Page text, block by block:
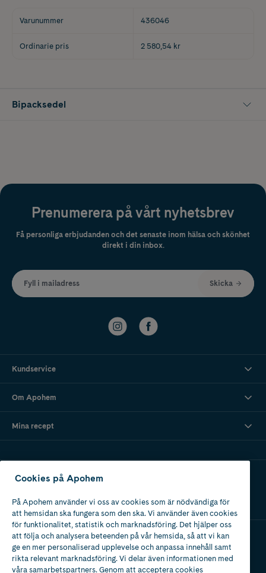
Varunummer 436046
Ordinarie pris 2 580,54 kr
Bipacksedel
Prenumerera på vårt nyhetsbrev
Få personliga erbjudanden och det senaste inom hälsa och skönhet
direkt i din inbox.
Fyll i mailadress Skicka
Kundservice
Om Apohem
Mina recept
Ladda ner vår app
Apotek med tillstånd
av Läkemedelsverket
Cookies på Apohem
På Apohem använder vi oss av cookies som är nödvändiga för
att hemsidan ska fungera som den ska. Vi använder även cookies
för funktionalitet, statistik och marknadsföring. Det hjälper oss
att följa och analysera beteenden på vår hemsida, så att vi kan
ge en mer personaliserad upplevelse och anpassa innehåll samt
rikta relevant marknadsföring. Vi delar även informationen med
våra samarbetspartners. Genom att acceptera cookies